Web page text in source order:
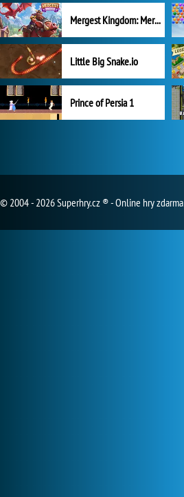
Mergest Kingdom: Merge Puzzle
Little Big Snake.io
Prince of Persia 1
© 2004 - 2026 Superhry.cz ® - Online hry zdarma